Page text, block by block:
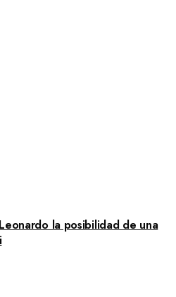
la posibilidad de una